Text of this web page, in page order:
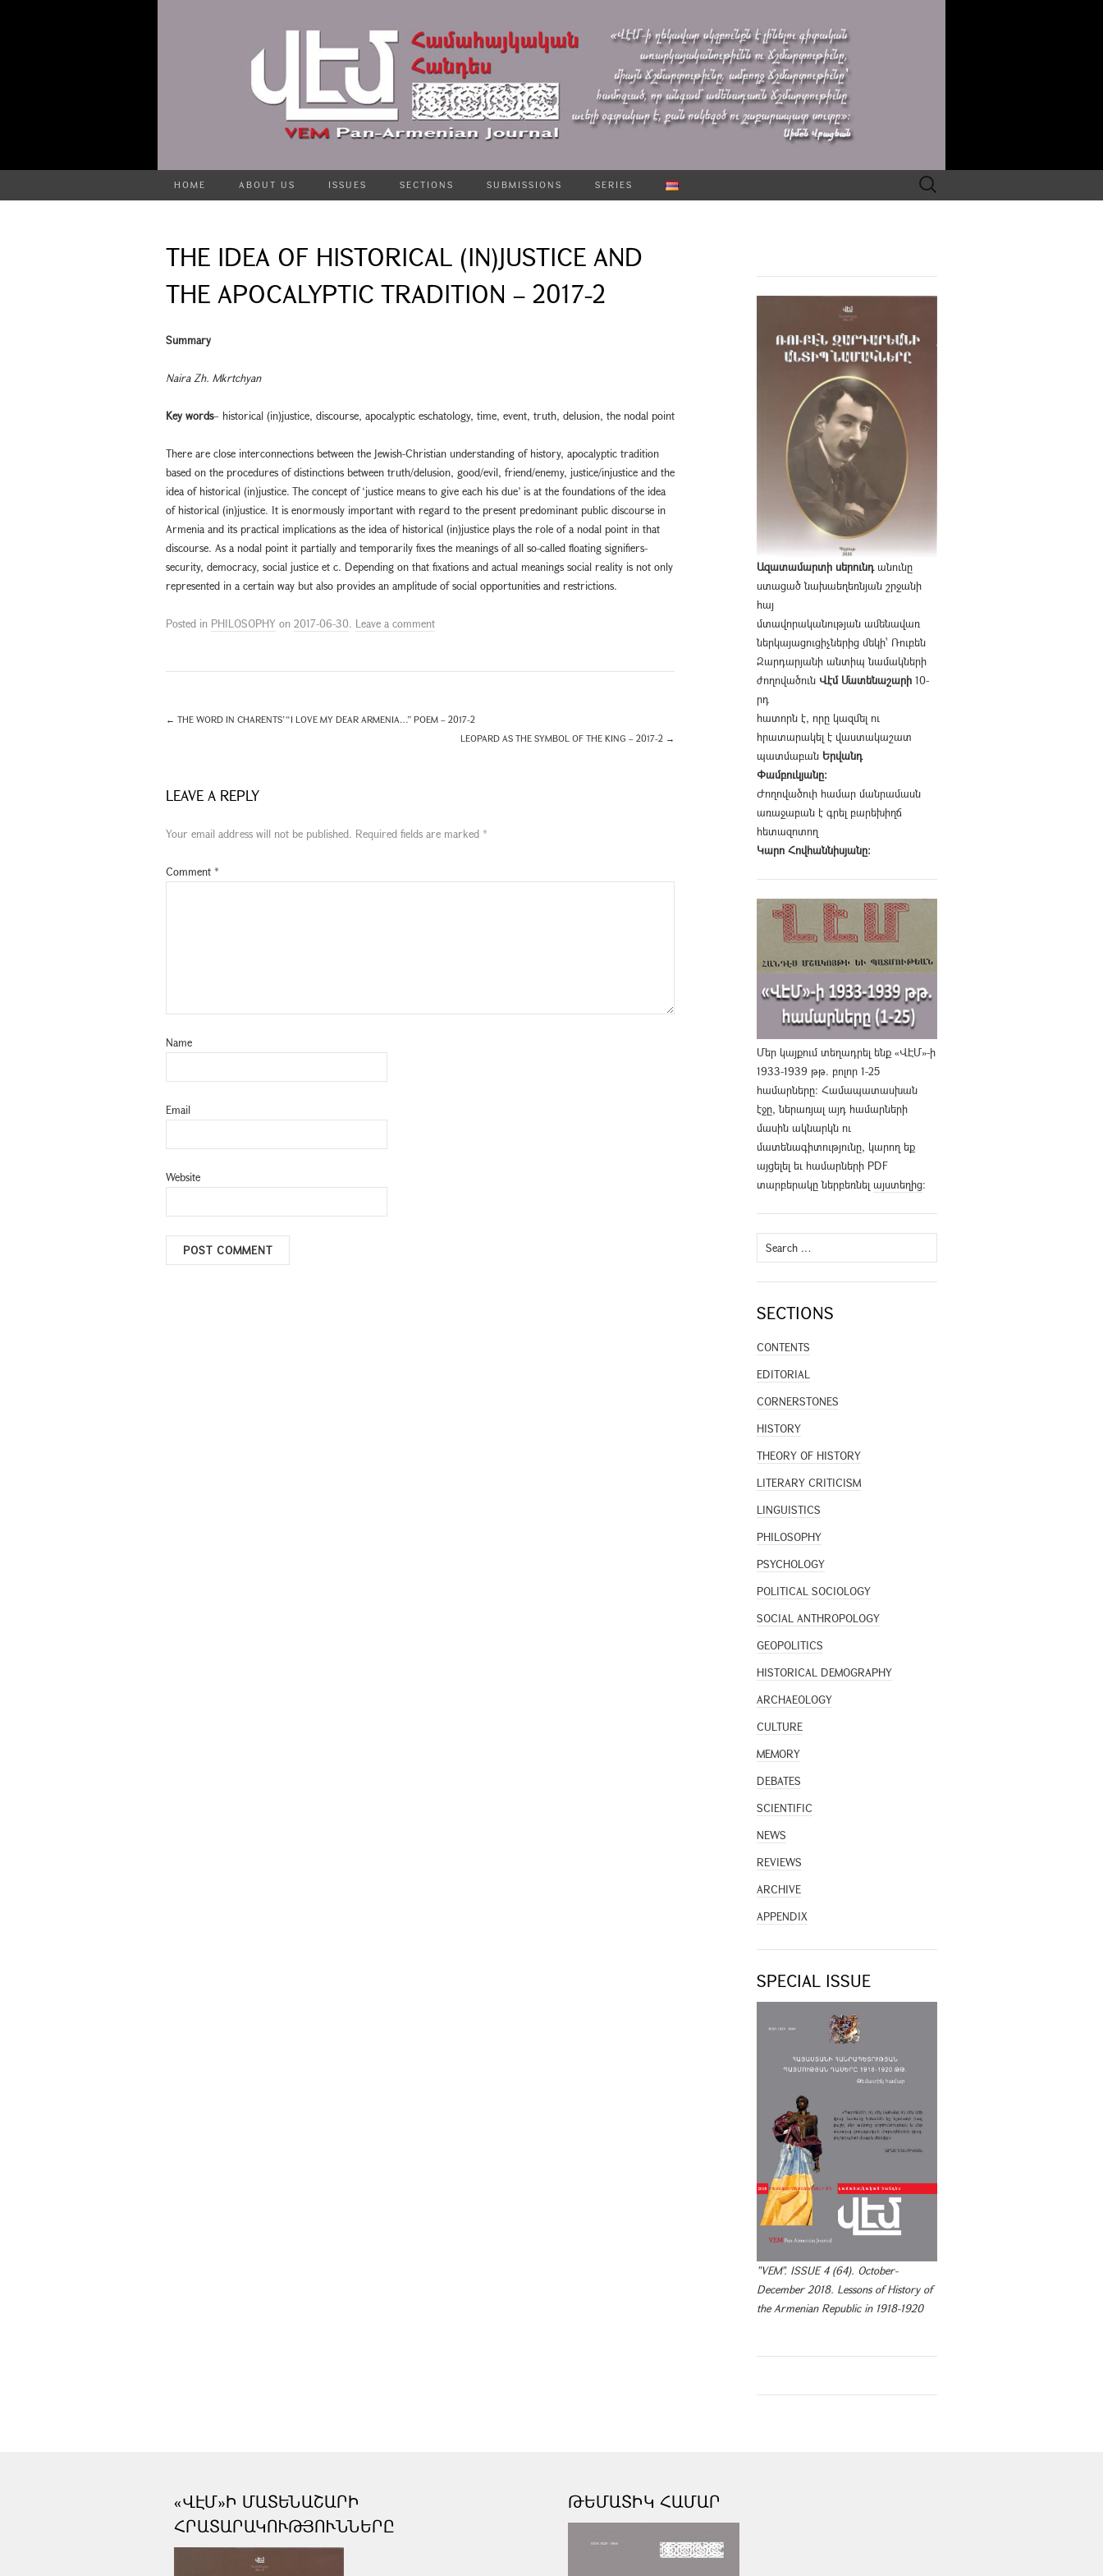
HOME ABOUT US ISSUES SECTIONS SUBMISSIONS SERIES
Search
for:
THE IDEA OF HISTORICAL (IN)JUSTICE AND
THE APOCALYPTIC TRADITION – 2017-2
Summary
Naira Zh. Mkrtchyan
Key words– historical (in)justice, discourse, apocalyptic eschatology, time, event, truth, delusion, the nodal point
There are close interconnections between the Jewish-Christian understanding of history, apocalyptic tradition
based on the procedures of distinctions between truth/delusion, good/evil, friend/enemy, justice/injustice and the
idea of historical (in)justice. The concept of ‘justice means to give each his due’ is at the foundations of the idea
of historical (in)justice. It is enormously important with regard to the present predominant public discourse in
Armenia and its practical implications as the idea of historical (in)justice plays the role of a nodal point in that
discourse. As a nodal point it partially and temporarily fixes the meanings of all so-called floating signifiers-
security, democracy, social justice et c. Depending on that fixations and actual meanings social reality is not only
represented in a certain way but also provides an amplitude of social opportunities and restrictions.
Posted in PHILOSOPHY on 2017-06-30. Leave a comment
← THE WORD IN CHARENTS’ “I LOVE MY DEAR ARMENIA…” POEM – 2017-2
LEOPARD AS THE SYMBOL OF THE KING – 2017-2 →
LEAVE A REPLY
Your email address will not be published. Required fields are marked *
Comment *
Name
Email
Website
Ազատամարտի սերունդանունը
ստացած նախաեղեռնյան շրջանի
հայ
մտավորականության ամենավառ
ներկայացուցիչներից մեկի՝ Ռուբեն
Զարդարյանի անտիպ նամակների
ժողովածուն Վէմ Մատենաշարի 10-
րդ
հատորն է, որը կազմել ու
հրատարակել է վաստակաշատ
պատմաբան Երվանդ
Փամբուկյանը։
Ժողովածուի համար մանրամասն
առաջաբան է գրել բարեխիղճ
հետազոտող
Կարո Հովհաննիսյանը։
Մեր կայքում տեղադրել ենք «ՎԷՄ»-ի
1933-1939 թթ. բոլոր 1-25
համարները։ Համապատասխան
էջը, ներառյալ այդ համարների
մասին ակնարկն ու
մատենագիտությունը, կարող եք
այցելել եւ համարների PDF
տարբերակը ներբեռնել այստեղից։
Search
for:
SECTIONS
CONTENTS
EDITORIAL
CORNERSTONES
HISTORY
THEORY OF HISTORY
LITERARY CRITICISM
LINGUISTICS
PHILOSOPHY
PSYCHOLOGY
POLITICAL SOCIOLOGY
SOCIAL ANTHROPOLOGY
GEOPOLITICS
HISTORICAL DEMOGRAPHY
ARCHAEOLOGY
CULTURE
MEMORY
DEBATES
SCIENTIFIC
NEWS
REVIEWS
ARCHIVE
APPENDIX
SPECIAL ISSUE
"VEM". ISSUE 4 (64). October-
December 2018. Lessons of History of
the Armenian Republic in 1918-1920
«ՎԷՄ»Ի ՄԱՏԵՆԱՇԱՐԻ
ՀՐԱՏԱՐԱԿՈՒԹՅՈՒՆՆԵՐԸ
ԹԵՄԱՏԻԿ ՀԱՄԱՐ